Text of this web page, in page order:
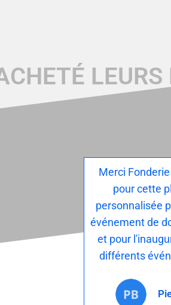
LEURS
Merci
pour cette
personnalisée
événement de
et pour
différents